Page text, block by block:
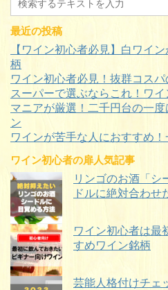
最近の投稿
【ワイン初心者必見】白ワイ
柄
ワイン初心者必見！抜群コス
スーパーで選ぶならこれ！ワ
マニアが厳選！二千円台の一
ン
ワインが苦手な人におすすめ
ワイン初心者の扉人気記事
リンゴのお酒「シ
ドルに絶対合わせ
ワイン初心者は最
すめワイン銘柄
芸能人格付けチェ